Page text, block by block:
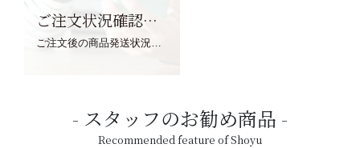
ご注文状況確認について
スタッフのお勧め商品
Recommended feature of Shoyu